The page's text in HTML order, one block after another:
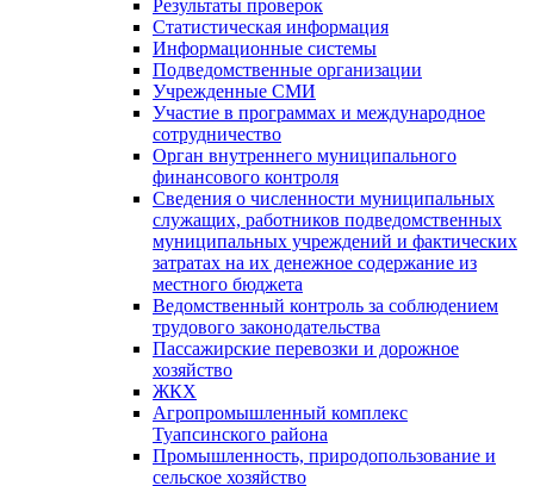
Результаты проверок
Статистическая информация
Информационные системы
Подведомственные организации
Учрежденные СМИ
Участие в программах и международное
сотрудничество
Орган внутреннего муниципального
финансового контроля
Сведения о численности муниципальных
служащих, работников подведомственных
муниципальных учреждений и фактических
затратах на их денежное содержание из
местного бюджета
Ведомственный контроль за соблюдением
трудового законодательства
Пассажирские перевозки и дорожное
хозяйство
ЖКХ
Агропромышленный комплекс
Туапсинского района
Промышленность, природопользование и
сельское хозяйство